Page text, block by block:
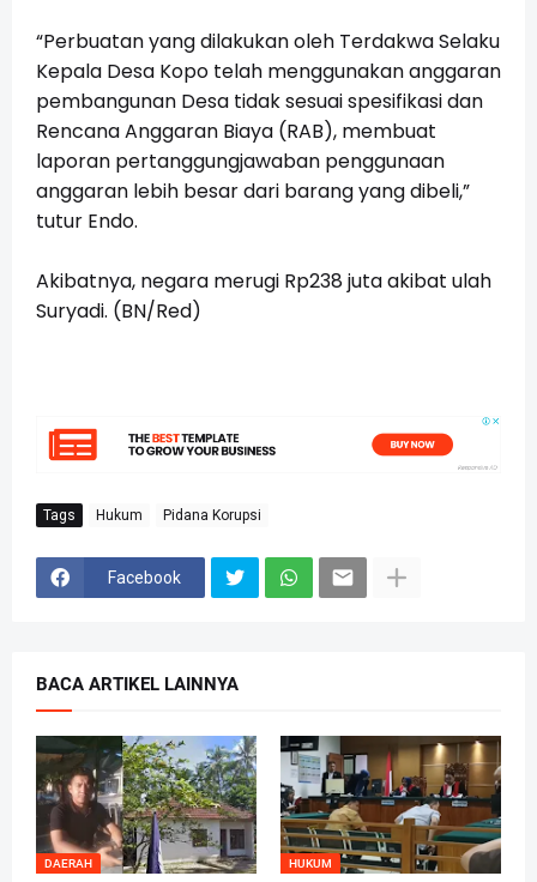
“Perbuatan yang dilakukan oleh Terdakwa Selaku
Kepala Desa Kopo telah menggunakan anggaran
pembangunan Desa tidak sesuai spesifikasi dan
Rencana Anggaran Biaya (RAB), membuat
laporan pertanggungjawaban penggunaan
anggaran lebih besar dari barang yang dibeli,”
tutur Endo.
Akibatnya, negara merugi Rp238 juta akibat ulah
Suryadi. (BN/Red)
Tags Hukum Pidana Korupsi
Facebook
BACA ARTIKEL LAINNYA
DAERAH HUKUM